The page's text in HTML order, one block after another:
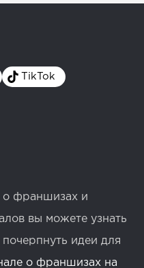
TikTok
о франшизах и
вы можете узнать
идеи для
о франшизах на